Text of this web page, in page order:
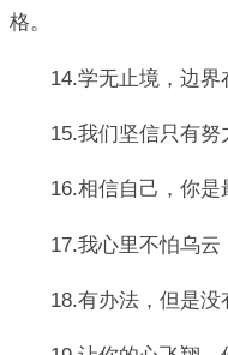
格。
14.学无止境，边界
15.我们坚信只有努
16.相信自己，你是
17.我心里不怕乌云
18.有办法，但是没